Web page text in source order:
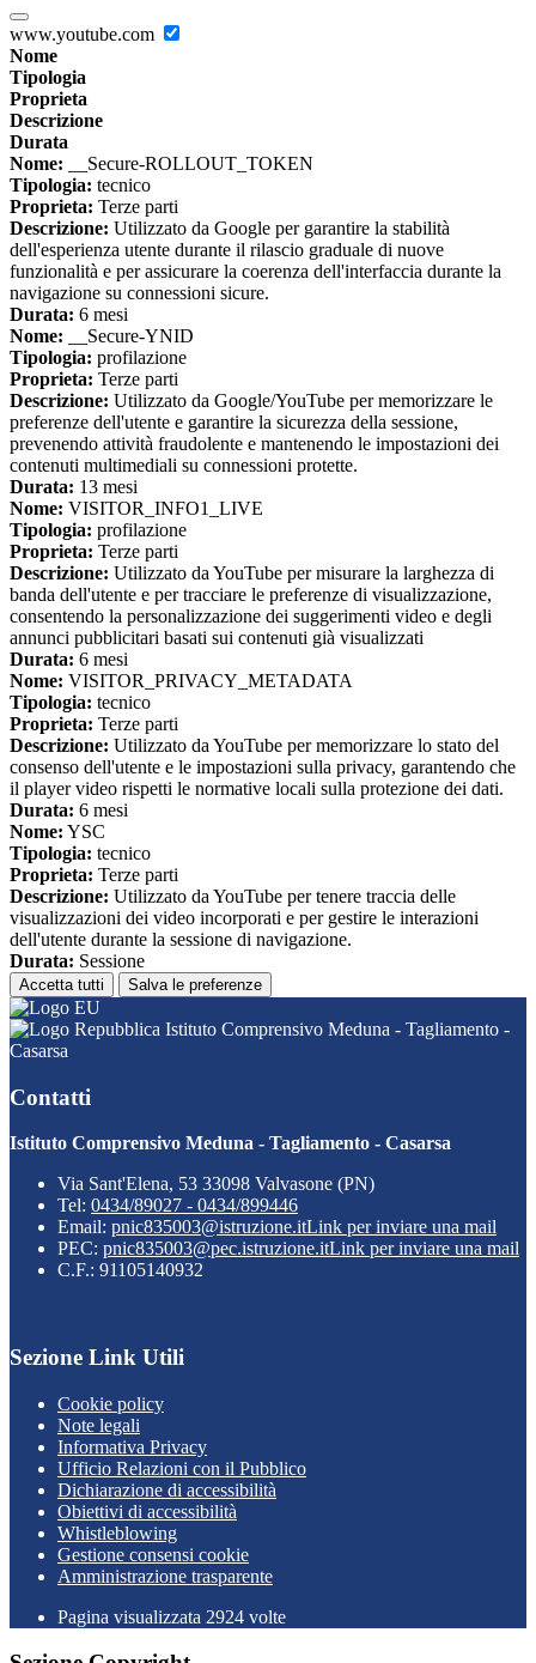
www.youtube.com
Nome
Tipologia
Proprieta
Descrizione
Durata
Nome: __Secure-ROLLOUT_TOKEN
Tipologia: tecnico
Proprieta: Terze parti
Descrizione: Utilizzato da Google per garantire la stabilità
dell'esperienza utente durante il rilascio graduale di nuove
funzionalità e per assicurare la coerenza dell'interfaccia durante la
navigazione su connessioni sicure.
Durata: 6 mesi
Nome: __Secure-YNID
Tipologia: profilazione
Proprieta: Terze parti
Descrizione: Utilizzato da Google/YouTube per memorizzare le
preferenze dell'utente e garantire la sicurezza della sessione,
prevenendo attività fraudolente e mantenendo le impostazioni dei
contenuti multimediali su connessioni protette.
Durata: 13 mesi
Nome: VISITOR_INFO1_LIVE
Tipologia: profilazione
Proprieta: Terze parti
Descrizione: Utilizzato da YouTube per misurare la larghezza di
banda dell'utente e per tracciare le preferenze di visualizzazione,
consentendo la personalizzazione dei suggerimenti video e degli
annunci pubblicitari basati sui contenuti già visualizzati
Durata: 6 mesi
Nome: VISITOR_PRIVACY_METADATA
Tipologia: tecnico
Proprieta: Terze parti
Descrizione: Utilizzato da YouTube per memorizzare lo stato del
consenso dell'utente e le impostazioni sulla privacy, garantendo che
il player video rispetti le normative locali sulla protezione dei dati.
Durata: 6 mesi
Nome: YSC
Tipologia: tecnico
Proprieta: Terze parti
Descrizione: Utilizzato da YouTube per tenere traccia delle
visualizzazioni dei video incorporati e per gestire le interazioni
dell'utente durante la sessione di navigazione.
Durata: Sessione
Accetta tutti Salva le preferenze
Istituto Comprensivo Meduna - Tagliamento -
Casarsa
Contatti
Istituto Comprensivo Meduna - Tagliamento - Casarsa
Via Sant'Elena, 53 33098 Valvasone (PN)
Tel: 0434/89027 - 0434/899446
Email: pnic835003@istruzione.itLink per inviare una mail
PEC: pnic835003@pec.istruzione.itLink per inviare una mail
C.F.: 91105140932
Sezione Link Utili
Cookie policy
Note legali
Informativa Privacy
Ufficio Relazioni con il Pubblico
Dichiarazione di accessibilità
Obiettivi di accessibilità
Whistleblowing
Gestione consensi cookie
Amministrazione trasparente
Pagina visualizzata 2924 volte